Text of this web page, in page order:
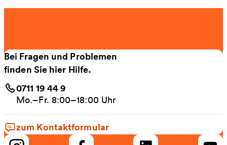
Bei Fragen und Problemen
finden Sie hier Hilfe.
0711 19 44 9
Mo.–Fr. 8:00–18:00 Uhr
zum Kontaktformular